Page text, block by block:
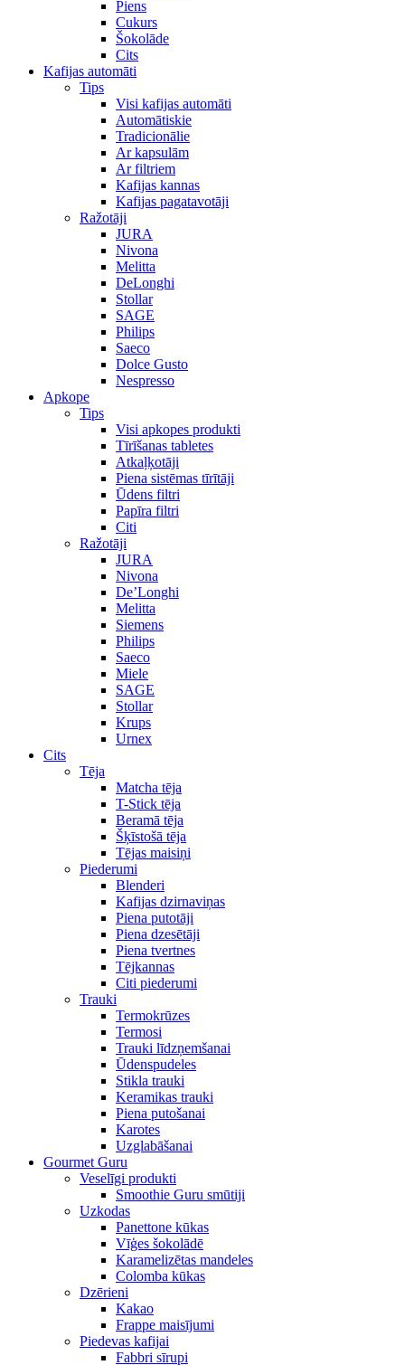
Piens
Cukurs
Šokolāde
Cits
Kafijas automāti
Tips
Visi kafijas automāti
Automātiskie
Tradicionālie
Ar kapsulām
Ar filtriem
Kafijas kannas
Kafijas pagatavotāji
Ražotāji
JURA
Nivona
Melitta
DeLonghi
Stollar
SAGE
Philips
Saeco
Dolce Gusto
Nespresso
Apkope
Tips
Visi apkopes produkti
Tīrīšanas tabletes
Atkaļķotāji
Piena sistēmas tīrītāji
Ūdens filtri
Papīra filtri
Citi
Ražotāji
JURA
Nivona
De’Longhi
Melitta
Siemens
Philips
Saeco
Miele
SAGE
Stollar
Krups
Urnex
Cits
Tēja
Matcha tēja
T-Stick tēja
Beramā tēja
Šķīstošā tēja
Tējas maisiņi
Piederumi
Blenderi
Kafijas dzirnaviņas
Piena putotāji
Piena dzesētāji
Piena tvertnes
Tējkannas
Citi piederumi
Trauki
Termokrūzes
Termosi
Trauki līdzņemšanai
Ūdenspudeles
Stikla trauki
Keramikas trauki
Piena putošanai
Karotes
Uzglabāšanai
Gourmet Guru
Veselīgi produkti
Smoothie Guru smūtiji
Uzkodas
Panettone kūkas
Vīģes šokolādē
Karamelizētas mandeles
Colomba kūkas
Dzērieni
Kakao
Frappe maisījumi
Piedevas kafijai
Fabbri sīrupi